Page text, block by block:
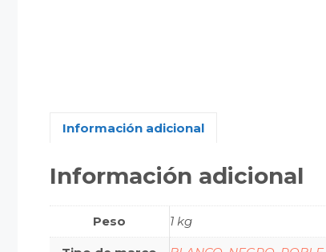
Información adicional
Información adicional
Peso 1 kg